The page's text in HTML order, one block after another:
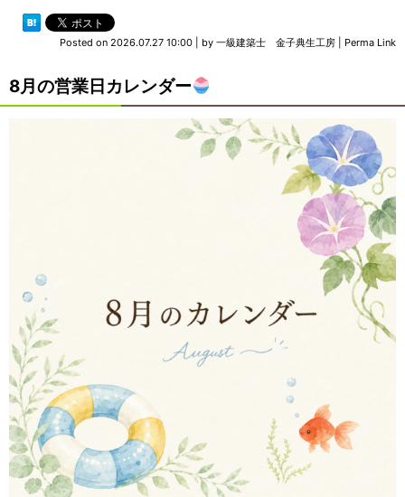
Posted on 2026.07.27 10:00 by 一級建築士 金子典生工房 Perma Link
8月の営業日カレンダー